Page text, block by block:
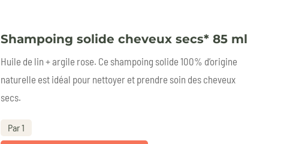
Shampoing solide cheveux secs* 85 ml
Huile de lin + argile rose. Ce shampoing solide 100% d’origine
naturelle est idéal pour nettoyer et prendre soin des cheveux
secs.
Par 1